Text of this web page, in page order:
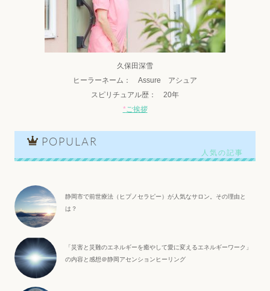
久保田深雪
ヒーラーネーム： Assure アシュア
スピリチュアル歴： 20年
*ご挨拶
POPULAR
静岡市で前世療法（ヒプノセラピー）が人気なサロン。その理由と
は？
「災害と災難のエネルギーを癒やして愛に変えるエネルギーワーク」
の内容と感想＠静岡アセンションヒーリング